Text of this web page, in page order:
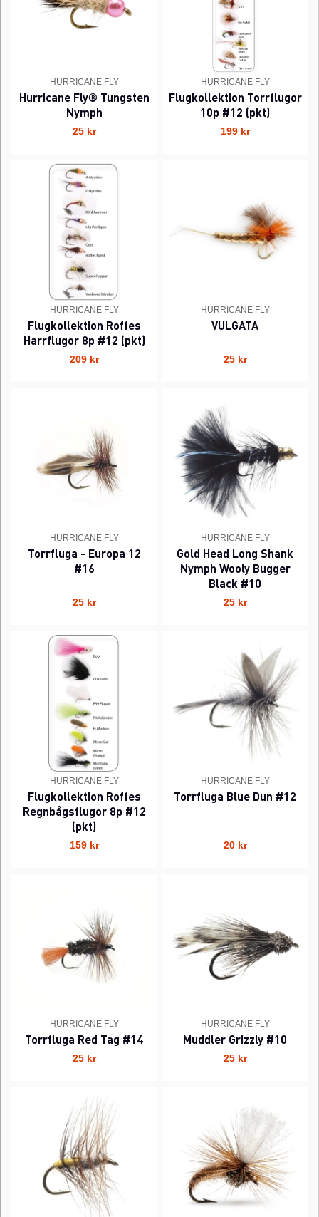
HURRICANE FLY
Hurricane Fly® Tungsten
Nymph
25 kr
HURRICANE FLY
Flugkollektion Torrflugor
10p #12 (pkt)
199 kr
HURRICANE FLY
Flugkollektion Roffes
Harrflugor 8p #12 (pkt)
209 kr
HURRICANE FLY
VULGATA
25 kr
HURRICANE FLY
Torrfluga - Europa 12
#16
25 kr
HURRICANE FLY
Gold Head Long Shank
Nymph Wooly Bugger
Black #10
25 kr
HURRICANE FLY
Flugkollektion Roffes
Regnbågsflugor 8p #12
(pkt)
159 kr
HURRICANE FLY
Torrfluga Blue Dun #12
20 kr
HURRICANE FLY
Torrfluga Red Tag #14
25 kr
HURRICANE FLY
Muddler Grizzly #10
25 kr